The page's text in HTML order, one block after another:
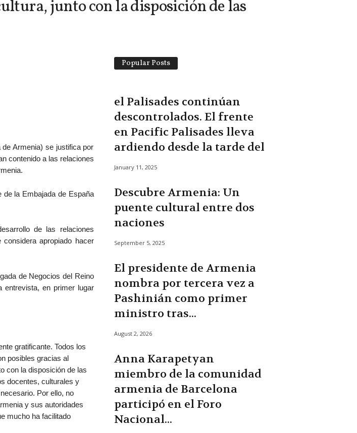
junto con la disposición de las
Armenia) se justifica por
contenido a las relaciones
de la Embajada de España
de las relaciones
apropiado hacer
de Negocios del Reino
entrevista, en primer lugar
gratificante. Todos los
posibles gracias al
con la disposición de las
docentes, culturales y
Por ello, no
y sus autoridades
mucho ha facilitado
Popular Posts
el Palisades continúan
descontrolados. El frente
en Pacific Palisades lleva
ardiendo desde la tarde del
January 11, 2025
Descubre Armenia: Un
puente cultural entre dos
naciones
September 5, 2025
El presidente de Armenia
nombra por tercera vez a
Pashinián como primer
ministro tras...
August 2, 2026
Anna Karapetyan
miembro de la comunidad
armenia de Barcelona
participó en el Foro
Nacional...